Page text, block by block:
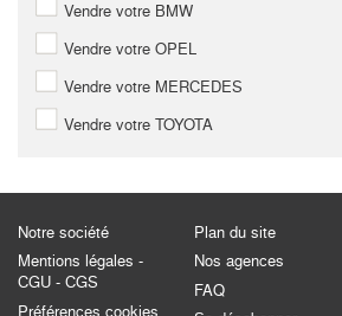
Vendre votre BMW
Vendre votre OPEL
Vendre votre MERCEDES
Vendre votre TOYOTA
Notre société
Mentions légales -
CGU - CGS
Préférences cookies
Plan du site
Nos agences
FAQ